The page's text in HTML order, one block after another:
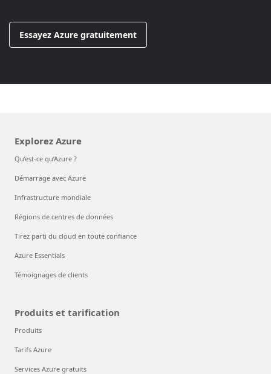
Essayez Azure gratuitement
Explorez Azure
Qu’est-ce qu’Azure ?
Démarrage avec Azure
Infrastructure mondiale
Régions de centres de données
Tirez parti du cloud en toute confiance
Azure Essentials
Témoignages de clients
Produits et tarification
Produits
Tarifs Azure
Services Azure gratuits